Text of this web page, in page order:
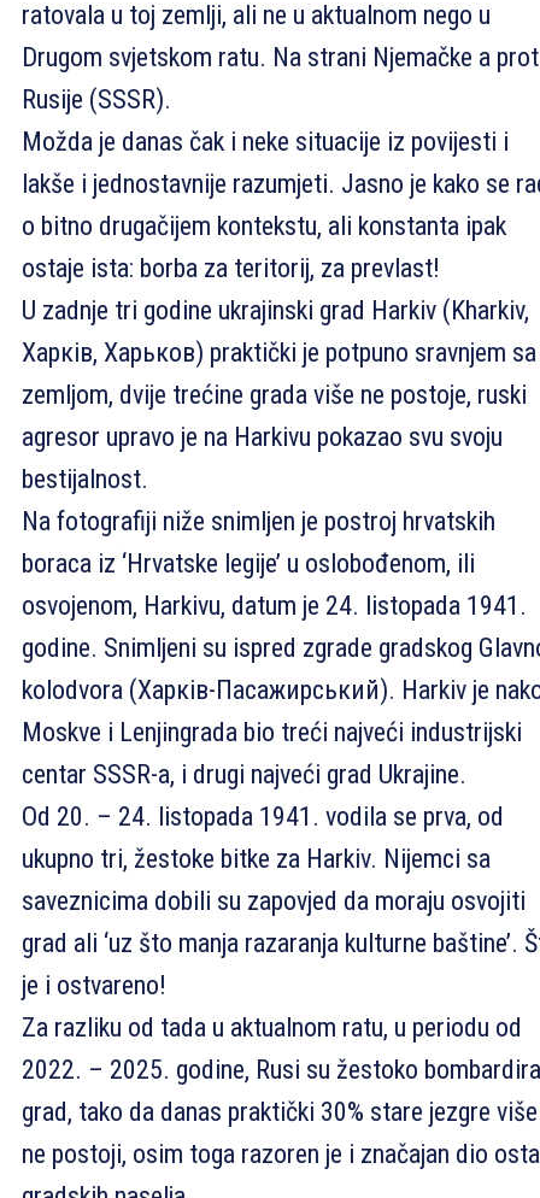
ratovala u toj zemlji, ali ne u aktualnom nego u
Drugom svjetskom ratu. Na strani Njemačke a
Rusije (SSSR).
Možda je danas čak i neke situacije iz povijesti i
lakše i jednostavnije razumjeti. Jasno je kako se
o bitno drugačijem kontekstu, ali konstanta ipak
ostaje ista: borba za teritorij, za prevlast!
U zadnje tri godine ukrajinski grad Harkiv (Kharkiv,
Харків, Харьков) praktički je potpuno sravnjem sa
zemljom, dvije trećine grada više ne postoje, ruski
agresor upravo je na Harkivu pokazao svu svoju
bestijalnost.
Na fotografiji niže snimljen je postroj hrvatskih
boraca iz ‘Hrvatske legije’ u oslobođenom, ili
osvojenom, Harkivu, datum je 24. listopada 1941.
godine. Snimljeni su ispred zgrade gradskog
kolodvora (Харків-Пасажирський). Harkiv je
Moskve i Lenjingrada bio treći najveći industrijski
centar SSSR-a, i drugi najveći grad Ukrajine.
Od 20. – 24. listopada 1941. vodila se prva, od
ukupno tri, žestoke bitke za Harkiv. Nijemci sa
saveznicima dobili su zapovjed da moraju osvojiti
grad ali ‘uz što manja razaranja kulturne baštine’.
je i ostvareno!
Za razliku od tada u aktualnom ratu, u periodu od
2022. – 2025. godine, Rusi su žestoko
grad, tako da danas praktički 30% stare jezgre više
ne postoji, osim toga razoren je i značajan dio